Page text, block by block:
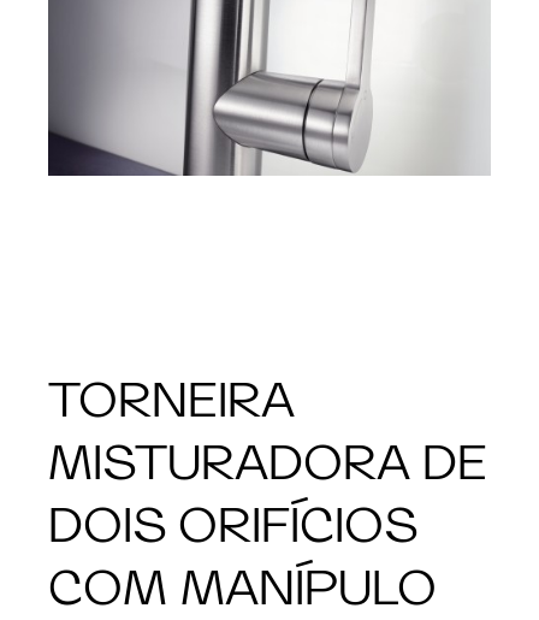
TORNEIRA
MISTURADORA DE
DOIS ORIFÍCIOS
COM MANÍPULO